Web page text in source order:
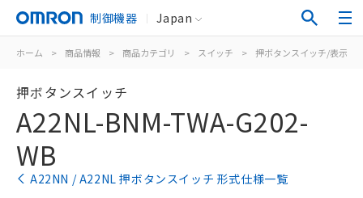
制御機器 Japan
ホーム > 商品情報 > 商品カテゴリ > スイッチ > 押ボタンスイッチ/表示灯
押ボタンスイッチ
A22NL-BNM-TWA-G202-
WB
A22NN / A22NL 押ボタンスイッチ 形式仕様一覧